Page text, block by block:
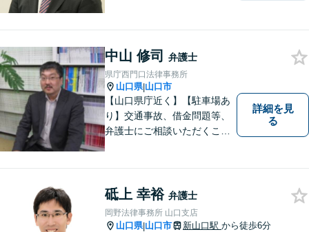
相談ください。
中山 修司 弁護士
県庁西門口法律事務所
山口県|山口市
【山口県庁近く】【駐車場あ
り】交通事故、借金問題等、
弁護士にご相談いただくこと
る弁護士が、客観的視点から
事案を検討し、最適の解決方
法を探ります。
詳細を見
る
砥上 幸裕 弁護士
岡野法律事務所 山口支店
山口県|山口市 新山口駅 から徒歩6分